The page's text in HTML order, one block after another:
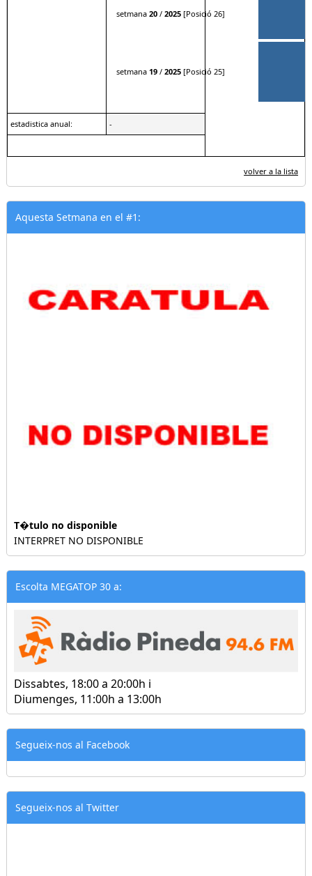
setmana 20/ 2025[Posició 26]
setmana 19/ 2025[Posició 25]
estadistica anual: -
volver a la lista
Aquesta Setmana en el #1:
T�tulo no disponible
INTERPRET NO DISPONIBLE
Escolta MEGATOP 30 a:
Dissabtes, 18:00 a 20:00h i
Diumenges, 11:00h a 13:00h
Segueix-nos al Facebook
Segueix-nos al Twitter